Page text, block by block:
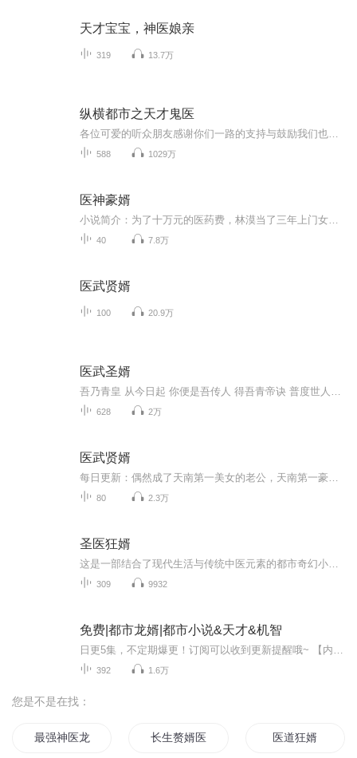
天才宝宝，神医娘亲
319 13.7万
纵横都市之天才鬼医
588 1029万
医神豪婿
40 7.8万
医武贤婿
100 20.9万
医武圣婿
628 2万
医武贤婿
80 2.3万
圣医狂婿
309 9932
免费|都市龙婿|都市小说&天才&机智
392 1.6万
您是不是在找：
最强神医龙婿 长生赘婿医圣 医道狂婿